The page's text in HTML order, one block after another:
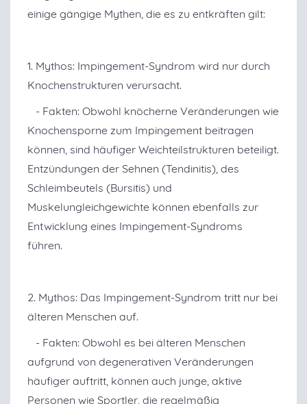
einige gängige Mythen, die es zu entkräften gilt:
1. Mythos: Impingement-Syndrom wird nur durch
Knochenstrukturen verursacht.
- Fakten: Obwohl knöcherne Veränderungen wie
Knochensporne zum Impingement beitragen
können, sind häufiger Weichteilstrukturen beteiligt.
Entzündungen der Sehnen (Tendinitis), des
Schleimbeutels (Bursitis) und
Muskelungleichgewichte können ebenfalls zur
Entwicklung eines Impingement-Syndroms
führen.
2. Mythos: Das Impingement-Syndrom tritt nur bei
älteren Menschen auf.
- Fakten: Obwohl es bei älteren Menschen
aufgrund von degenerativen Veränderungen
häufiger auftritt, können auch junge, aktive
Personen wie Sportler, die regelmäßig